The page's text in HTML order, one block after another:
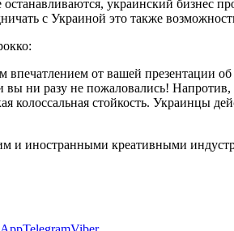
украинский бизнес
с Украиной это также
впечатлением от вашей презентации
вы ни разу не пожаловались!
колоссальная стойкость. Украинцы
и иностранными креативными